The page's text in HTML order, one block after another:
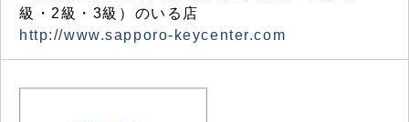
級・2級・3級）のいる店
http://www.sapporo-keycenter.com